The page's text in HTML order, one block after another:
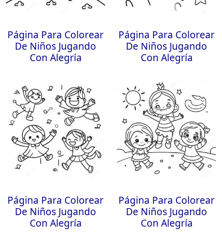
Página Para Colorear
De Niños Jugando
Con Alegría
Página Para Colorear
De Niños Jugando
Con Alegría
Página Para Colorear
De Niños Jugando
Con Alegría
Página Para Colorear
De Niños Jugando
Con Alegría